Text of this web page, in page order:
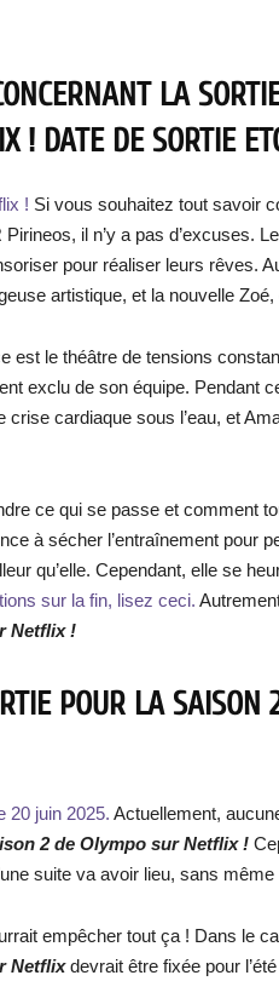
LA
! DATE DE SORTIE
! Si vous souhaitez tout savoir
il n’y a pas d’excuses.
pour réaliser leurs rêves.
artistique, et la nouvelle
est le théâtre de tensions
exclu de son équipe. Pendant
crise cardiaque sous l’eau, et
ce qui se passe et comment
à sécher l’entraînement pour
qu’elle. Cependant, elle se
sur la fin, lisez ceci.
Netflix !
POUR LA SAISON
20 juin 2025. Actuellement,
2 de Olympo sur Netflix !
suite va avoir lieu, sans
empêcher tout ça ! Dans le
Netflixdevrait être fixée pour